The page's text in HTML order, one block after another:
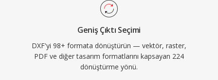
Geniş Çıktı Seçimi
DXF'yi 98+ formata dönüştürün — vektör, raster,
PDF ve diğer tasarım formatlarını kapsayan 224
dönüştürme yönü.